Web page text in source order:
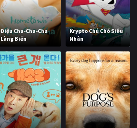
Điệu Cha-Cha-Cha
Làng Biển
Krypto Chú Chó Siêu
Nhân